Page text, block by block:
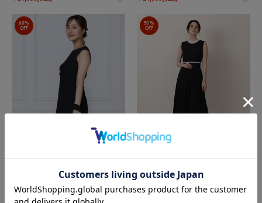
60%
OFF
ハートアイレットニットワンピース
50%
OFF
《M Maglie le cassetto》バイカラーニッ
トワンピース
￥17,600(税込)